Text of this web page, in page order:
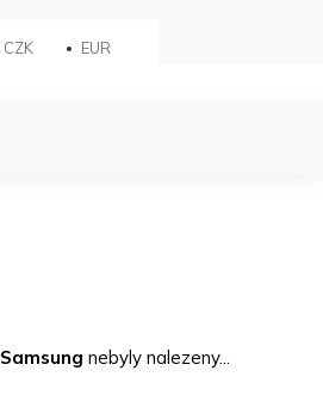
CZK EUR
Samsung nebyly nalezeny...